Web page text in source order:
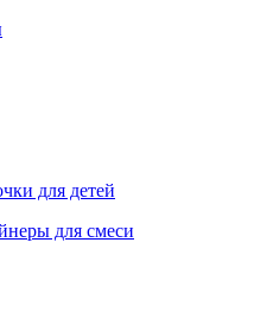
для детей
для смеси